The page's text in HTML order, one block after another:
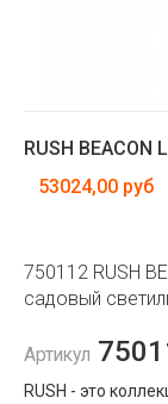
RUSH BEACON
53024,00 руб
750112 RUSH
садовый
Артикул
RUSH - это